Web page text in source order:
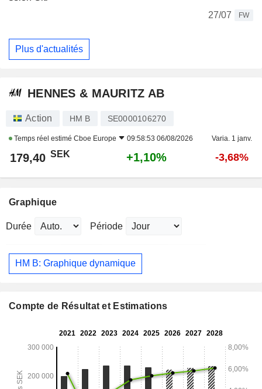
27/07
FW
Plus d'actualités
HENNES & MAURITZ AB
Action HM B SE0000106270
Temps réel estimé Cboe Europe 09:58:53 06/08/2026 Varia. 1 janv.
179,40 SEK +1,10% -3,68%
Graphique
Durée Période
HM B: Graphique dynamique
Compte de Résultat et Estimations